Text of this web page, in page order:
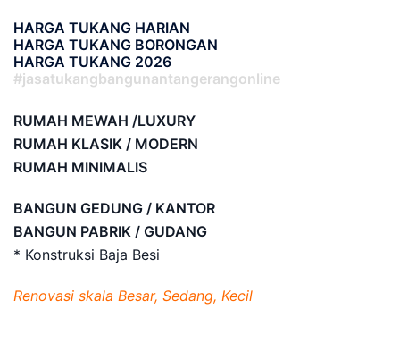
HARGA TUKANG HARIAN
HARGA TUKANG BORONGAN
HARGA TUKANG 2026
#jasatukangbangunantangerangonline
RUMAH MEWAH /LUXURY
RUMAH KLASIK / MODERN
RUMAH MINIMALIS
BANGUN GEDUNG / KANTOR
BANGUN PABRIK / GUDANG
* Konstruksi Baja Besi
Renovasi skala Besar, Sedang, Kecil